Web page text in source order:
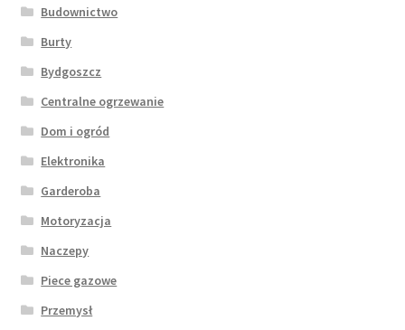
Budownictwo
Burty
Bydgoszcz
Centralne ogrzewanie
Dom i ogród
Elektronika
Garderoba
Motoryzacja
Naczepy
Piece gazowe
Przemysł